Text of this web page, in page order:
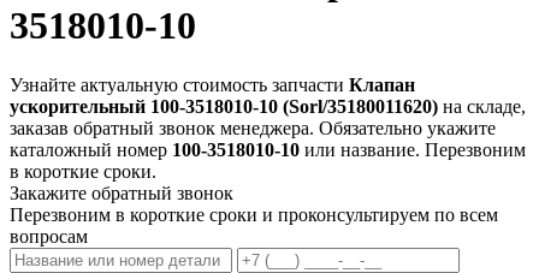
3518010-10
Узнайте актуальную стоимость запчасти Клапан
ускорительный 100-3518010-10 (Sorl/35180011620) на складе,
заказав обратный звонок менеджера. Обязательно укажите
каталожный номер 100-3518010-10 или название. Перезвоним
в короткие сроки.
Закажите обратный звонок
Перезвоним в короткие сроки и проконсультируем по всем
вопросам